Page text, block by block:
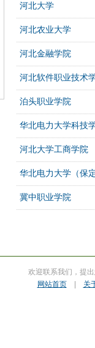
河北大学
河北农业大学
河北金融学院
河北软件职业技术
泊头职业学院
华北电力大学科技
河北大学工商学院
华北电力大学（保
冀中职业学院
欢迎联系我们，提
网站首页| 关